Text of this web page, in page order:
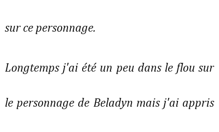
sur ce personnage.
Longtemps j'ai été un peu dans le flou sur
le personnage de Beladyn mais j'ai appris